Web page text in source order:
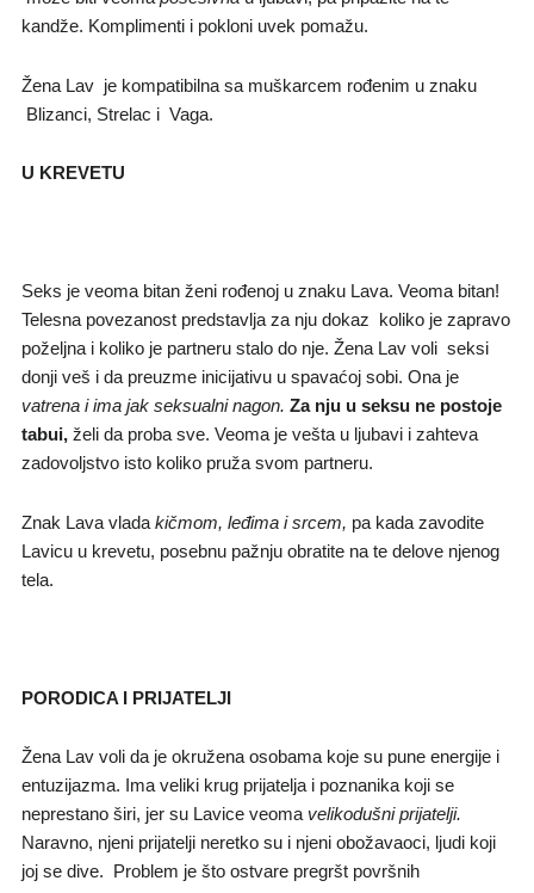
kandže. Komplimenti i pokloni uvek pomažu.
Žena Lav je kompatibilna sa muškarcem rođenim u znaku
Blizanci, Strelac i Vaga.
U KREVETU
Seks je veoma bitan ženi rođenoj u znaku Lava. Veoma bitan!
Telesna povezanost predstavlja za nju dokaz koliko je zapravo
poželjna i koliko je partneru stalo do nje. Žena Lav voli seksi
donji veš i da preuzme inicijativu u spavaćoj sobi. Ona je
vatrena i ima jak seksualni nagon. Za nju u seksu ne postoje
tabui, želi da proba sve. Veoma je vešta u ljubavi i zahteva
zadovoljstvo isto koliko pruža svom partneru.
Znak Lava vlada kičmom, leđima i srcem, pa kada zavodite
Lavicu u krevetu, posebnu pažnju obratite na te delove njenog
tela.
PORODICA I PRIJATELJI
Žena Lav voli da je okružena osobama koje su pune energije i
entuzijazma. Ima veliki krug prijatelja i poznanika koji se
neprestano širi, jer su Lavice veoma velikodušni prijatelji.
Naravno, njeni prijatelji neretko su i njeni obožavaoci, ljudi koji
joj se dive. Problem je što ostvare pregršt površnih